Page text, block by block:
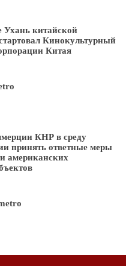
Ухань китайской
Кинокультурный
Китая
КНР в среду
принять ответные меры
американских